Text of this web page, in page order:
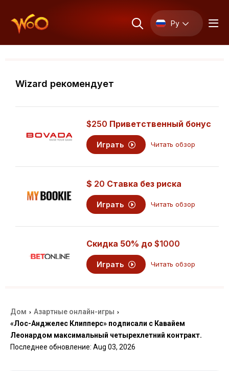
Ру
Wizard рекомендует
$250 Приветственный бонус
Играть Читать обзор
$ 20 Ставка без риска
Играть Читать обзор
Скидка 50% до$1000
Играть Читать обзор
Дом › Азартные онлайн-игры ›
«Лос-Анджелес Клипперс» подписали с Кавайем
Леонардом максимальный четырехлетний контракт.
Последнее обновление: Aug 03, 2026